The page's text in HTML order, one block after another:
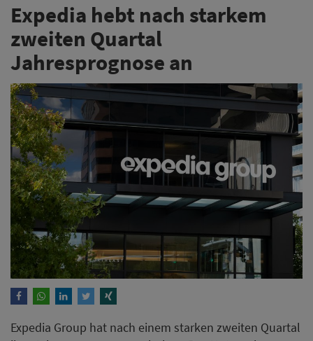
Expedia hebt nach starkem
zweiten Quartal
Jahresprognose an
Expedia Group hat nach einem starken zweiten Quartal